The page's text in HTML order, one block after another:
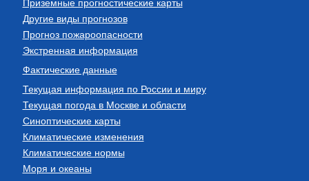
Приземные прогностические карты
Другие виды прогнозов
Прогноз пожароопасности
Экстренная информация
Фактические данные
Текущая информация по России и миру
Текущая погода в Москве и области
Синоптические карты
Климатические изменения
Климатические нормы
Моря и океаны